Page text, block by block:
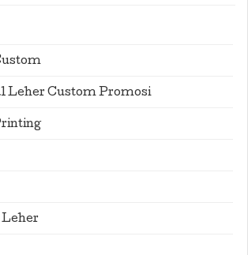
Leher Custom Promosi